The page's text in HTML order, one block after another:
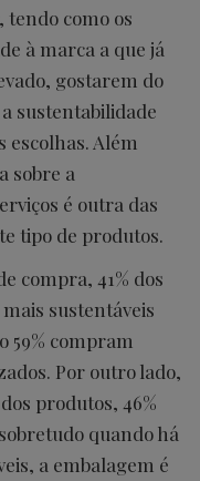
como os
à marca a que já
gostarem do
sustentabilidade
escolhas. Além
sobre a
é outra das
tipo de produtos.
compra, 41% dos
sustentáveis
59% compram
Por outro lado,
produtos, 46%
quando há
a embalagem é